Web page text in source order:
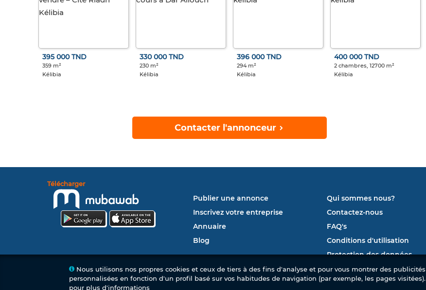
395 000 TND
359 m²
Kélibia
330 000 TND
230 m²
Kélibia
396 000 TND
294 m²
Kélibia
400 000 TND
2 chambres, 12700 m²
Kélibia
Contacter l'annonceur
Télécharger
Publier une annonce
Inscrivez votre entreprise
Annuaire
Blog
Qui sommes nous?
Contactez-nous
FAQ's
Conditions d'utilisation
Protection des données
Nous utilisons nos propres cookies et ceux de tiers à des fins d'analyse et pour vous montrer des publicités
personnalisées en fonction d'un profil basé sur vos habitudes de navigation (par exemple, les pages visitées).
pour plus d'informations